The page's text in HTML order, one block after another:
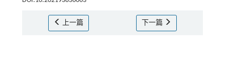
上一篇 下一篇